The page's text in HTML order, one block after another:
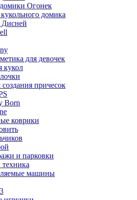
Огонек
домика
для девочек
кукол
причесок
Born
коврики
и парковки
машины